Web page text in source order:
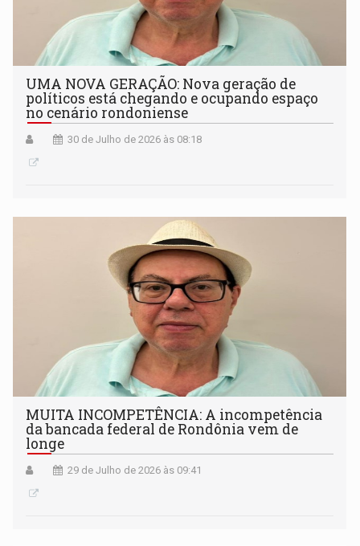
UMA NOVA GERAÇÃO: Nova geração de
políticos está chegando e ocupando espaço
no cenário rondoniense
30 de Julho de 2026 às 08:18
MUITA INCOMPETÊNCIA: A incompetência
da bancada federal de Rondônia vem de
longe
29 de Julho de 2026 às 09:41